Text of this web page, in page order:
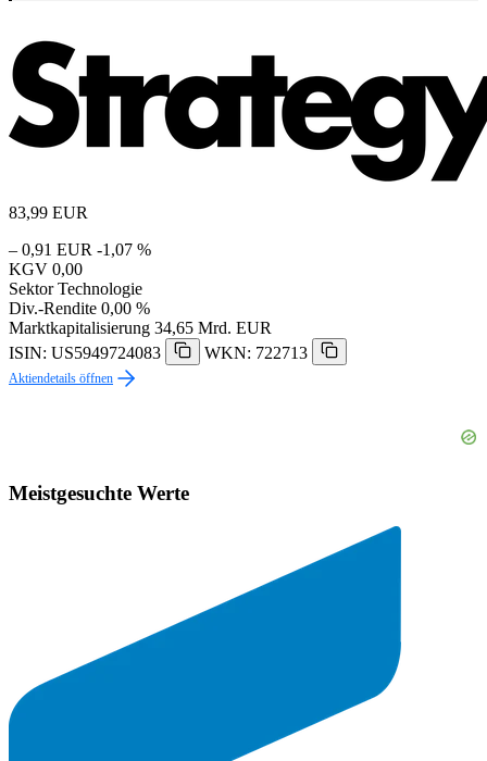
83,99 EUR
– 0,91 EUR -1,07 %
KGV 0,00
Sektor Technologie
Div.-Rendite 0,00 %
Marktkapitalisierung 34,65 Mrd. EUR
ISIN: US5949724083
WKN: 722713
Aktiendetails öffnen
Meistgesuchte Werte